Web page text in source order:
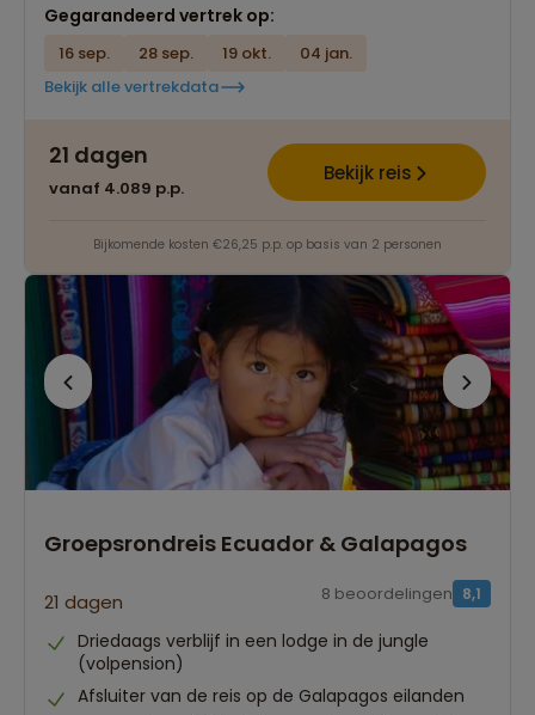
Gegarandeerd vertrek op:
16 sep. 28 sep. 19 okt.
04 jan.
Bekijk alle vertrekdata
21 dagen
vanaf 4.089 p.p.
Bekijk reis
Bijkomende kosten €26,25 p.p. op basis van 2 personen
Groepsrondreis Ecuador & Galapagos
21 dagen 8,1
8 beoordelingen
Driedaags verblijf in een lodge in de jungle
(volpension)
Afsluiter van de reis op de Galapagos eilanden